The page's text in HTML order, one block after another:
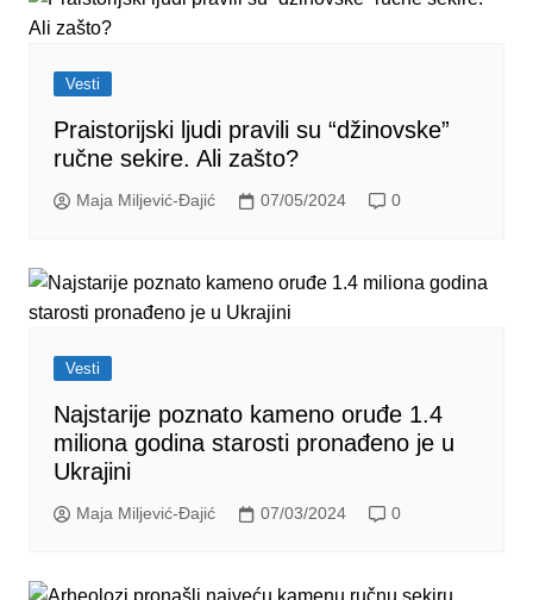
Vesti
Praistorijski ljudi pravili su “džinovske”
ručne sekire. Ali zašto?
Maja Miljević-Đajić 07/05/2024 0
Vesti
Najstarije poznato kameno oruđe 1.4
miliona godina starosti pronađeno je u
Ukrajini
Maja Miljević-Đajić 07/03/2024 0